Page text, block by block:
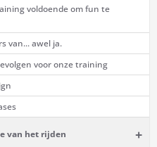
voldoende om fun te
van... awel ja.
voor onze training
van het rijden +